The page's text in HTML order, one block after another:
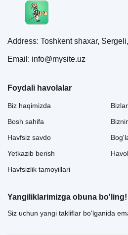
Address: Toshkent shaxar,
Email: info@mysite.uz
Foydali havolalar
Biz haqimizda
Bosh sahifa
Havfsiz savdo
Yetkazib berish
Havfsizlik tamoyillari
Yangiliklarimizga obuna bo'ling!
Siz uchun yangi takliflar bo'lganida